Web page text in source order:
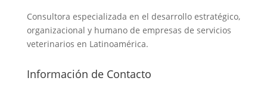
Consultora especializada en el desarrollo estratégico,
organizacional y humano de empresas de servicios
veterinarios en Latinoamérica.
Información de Contacto